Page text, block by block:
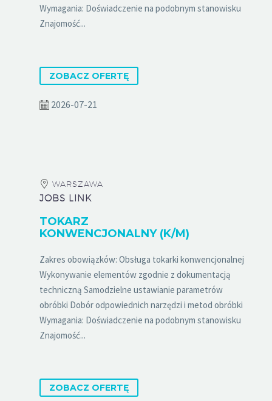
Wymagania: Doświadczenie na podobnym stanowisku
Znajomość...
ZOBACZ OFERTĘ
2026-07-21
WARSZAWA
JOBS LINK
TOKARZ
KONWENCJONALNY (K/M)
Zakres obowiązków: Obsługa tokarki konwencjonalnej
Wykonywanie elementów zgodnie z dokumentacją
techniczną Samodzielne ustawianie parametrów
obróbki Dobór odpowiednich narzędzi i metod obróbki
Wymagania: Doświadczenie na podobnym stanowisku
Znajomość...
ZOBACZ OFERTĘ